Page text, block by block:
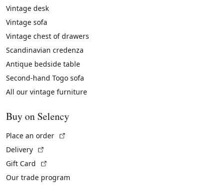
Vintage desk
Vintage sofa
Vintage chest of drawers
Scandinavian credenza
Antique bedside table
Second-hand Togo sofa
All our vintage furniture
Buy on Selency
Place an order
Delivery
Gift Card
Our trade program